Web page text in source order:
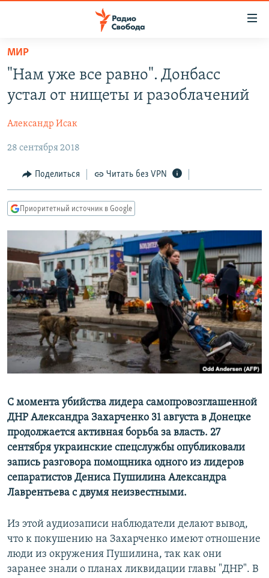
упрощенного
доступа
основному
Вернутся
главной
навигации
Вернутся
ПРОГРАММЫ
ПОДКАСТЫ
ЦИТАТЫ СВОБОДЫ
МНЕНИЯ
КУЛЬТУРА
IDEL.РЕАЛИИ
КАВКАЗ.РЕАЛИИ
СЕВЕР.РЕАЛИИ
СИБИРЬ.РЕАЛИИ
РАСПИСАНИЕ ВЕЩАНИЯ
ПОДПИШИТЕСЬ НА РАССЫЛКУ
СОЦИАЛЬНЫЕ СЕТИ
Все сайты РСЕ/РС
МИР
"Нам уже все равно". Донбасс
устал от нищеты и разоблачений
Александр Исак
28 сентября 2018
Поделиться Читать без VPN
Приоритетный источник в Google
С момента убийства лидера самопровозглашенной
ДНР Александра Захарченко 31 августа в Донецке
продолжается активная борьба за власть. 27
сентября украинские спецслужбы опубликовали
запись разговора помощника одного из лидеров
сепаратистов Дениса Пушилина Александра
Лаврентьева с двумя неизвестными.
Из этой аудиозаписи наблюдатели делают вывод,
что к покушению на Захарченко имеют отношение
люди из окружения Пушилина, так как они
заранее знали о планах ликвидации главы "ДНР". В